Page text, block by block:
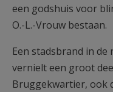
een godshuis voor
O.-L.-Vrouw bestaan.
Een stadsbrand in de
vernielt een groot
Bruggekwartier, ook